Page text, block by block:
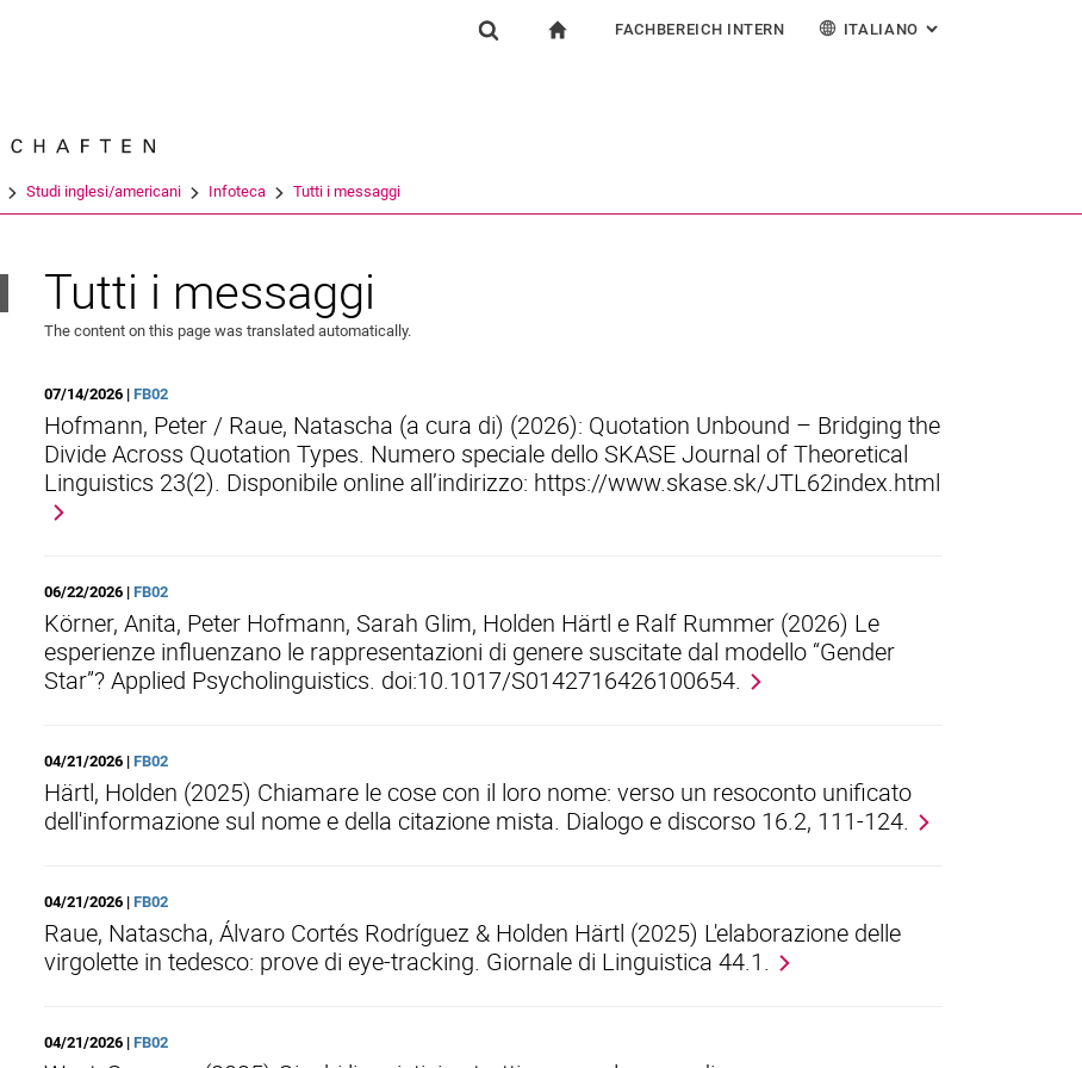
Jump directly to: content
Jump directly to: search
Jump directly to: main navigation FACHBEREICH INTERN ITALIANO : ALTERNATIVE
Studi inglesi/americani Infoteca Tutti i messaggi
Tutti i messaggi
The content on this page was translated automatically.
07/14/2026 |FB02
Hofmann, Peter / Raue, Natascha (a cura di) (2026): Quotation Unbound – Bridging the
Divide Across Quotation Types. Numero speciale dello SKASE Journal of Theoretical
Linguistics 23(2). Disponibile online all’indirizzo: https://www.skase.sk/JTL62index.html
06/22/2026 |FB02
Körner, Anita, Peter Hofmann, Sarah Glim, Holden Härtl e Ralf Rummer (2026) Le
esperienze influenzano le rappresentazioni di genere suscitate dal modello “Gender
Star”? Applied Psycholinguistics. doi:10.1017/S0142716426100654.
04/21/2026 |FB02
Härtl, Holden (2025) Chiamare le cose con il loro nome: verso un resoconto unificato
dell'informazione sul nome e della citazione mista. Dialogo e discorso 16.2, 111-124.
04/21/2026 |FB02
Raue, Natascha, Álvaro Cortés Rodríguez & Holden Härtl (2025) L'elaborazione delle
virgolette in tedesco: prove di eye-tracking. Giornale di Linguistica 44.1.
04/21/2026 |FB02